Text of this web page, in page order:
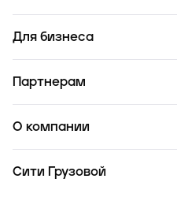
Для бизнеса
Партнерам
О компании
Сити Грузовой